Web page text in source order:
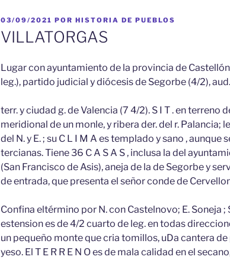
PUBLICADO
EL
03/09/2021 POR HISTORIA DE PUEBLOS
VILLATORGAS
Lugar con ayuntamiento de la provincia de
leg.), partido judicial y diócesis de Segorbe (4/2), aud.
terr. y ciudad g. de Valencia (7 4/2). S I T . en terreno
meridional de un monle, y ribera der. del r. Palancia;
del N. y E. ; su C L I M A es templado y sano , aunque
tercianas. Tiene 36 C A S A S , inclusa la del
(San Francisco de Asis), aneja de la de Segorbe y
de entrada, que presenta el señor conde de
Confina eltérmino por N. con Castelnovo; E. Soneja ;
estension es de 4/2 cuarto de leg. en todas
un pequeño monte que cria tomillos, uDa cantera
yeso. El T E R R E N O es de mala calidad en el